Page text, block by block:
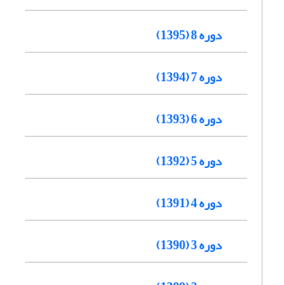
دوره 8 (1395)
دوره 7 (1394)
دوره 6 (1393)
دوره 5 (1392)
دوره 4 (1391)
دوره 3 (1390)